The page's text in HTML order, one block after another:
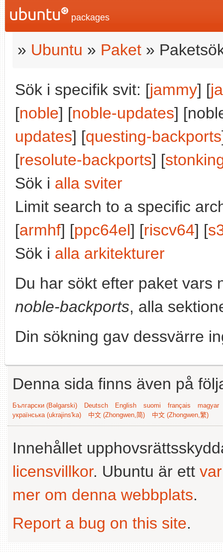
packages
» Ubuntu » Paket »
Sök i specifik svit: [jammy] [
[noble] [noble-updates]
updates] [questing-backports
[resolute-backports] [
Sök i alla sviter
Limit search to a specific
[armhf] [ppc64el] [riscv64] [
Sök i alla arkitekturer
Du har sökt efter paket vars
noble-backports, alla
Din sökning gav dessvärre
Denna sida finns även på
Български (Bəlgarski) Deutsch English suomi français
magyar
українська (ukrajins'ka)
中文 (Zhongwen,简) 中文 (Zhongwen,繁)
Innehållet
licensvillkor. Ubuntu är ett
mer om denna webbplats.
Report a bug on this site.